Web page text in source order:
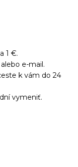
1 €.
e-mail.
k vám do 24
vymeniť.